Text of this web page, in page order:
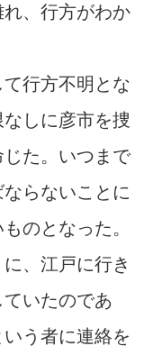
、行方がわか
行方不明とな
しに彦市を捜
た。いつまで
らないことに
のとなった。
、江戸に行き
いたのであ
う者に連絡を